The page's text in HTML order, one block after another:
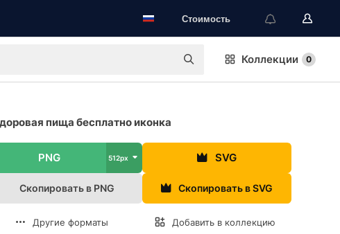
Стоимость
Коллекции 0
пища бесплатно иконка
PNG 512px SVG
Скопировать в PNG Скопировать в SVG
Другие форматы Добавить в коллекцию